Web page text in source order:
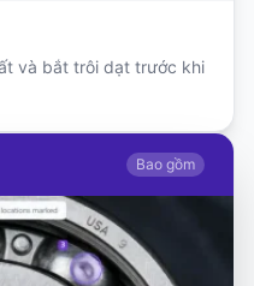
và bắt trôi dạt trước khi
Bao gồm